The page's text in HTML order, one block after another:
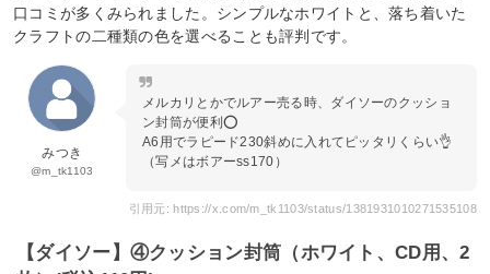
口コミが多くみられました。シンプルなホワイトと、落ち着いた
クラフトの二種類の色を選べることも評判です。
みつき
@m_tk1103
メルカリとかでルアー売る時、ダイソーのクッショ
ン封筒が便利⭕️
A6用でラピード230斜めに入れてピッタリくらい👌
（写メはボアーss170）
引用元: https://x.com/m_tk1103/status/1381931010271535108
【ダイソー】④クッション封筒（ホワイト、CD用、2